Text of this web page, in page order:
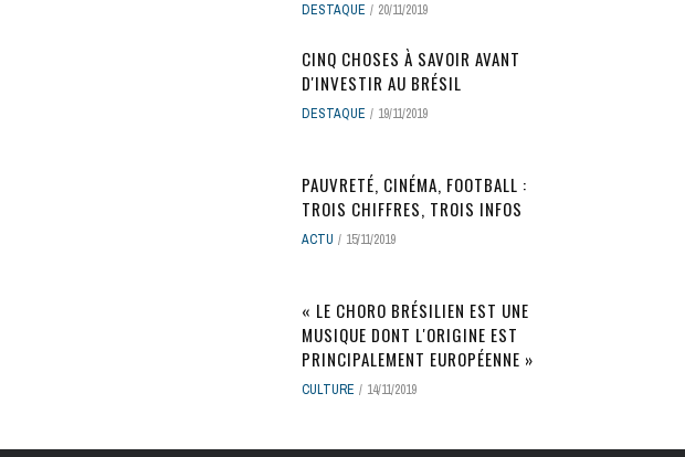
DESTAQUE 20/11/2019
CINQ CHOSES À SAVOIR AVANT
D'INVESTIR AU BRÉSIL
DESTAQUE 19/11/2019
PAUVRETÉ, CINÉMA, FOOTBALL :
TROIS CHIFFRES, TROIS INFOS
ACTU 15/11/2019
« LE CHORO BRÉSILIEN EST UNE
MUSIQUE DONT L'ORIGINE EST
PRINCIPALEMENT EUROPÉENNE »
CULTURE 14/11/2019